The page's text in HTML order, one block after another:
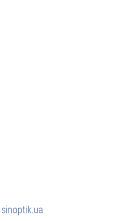
sinoptik.ua